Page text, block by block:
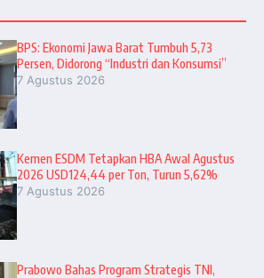
BPS: Ekonomi Jawa Barat Tumbuh 5,73
Persen, Didorong “Industri dan Konsumsi”
7 Agustus 2026
Kemen ESDM Tetapkan HBA Awal Agustus
2026 USD124,44 per Ton, Turun 5,62%
7 Agustus 2026
Prabowo Bahas Program Strategis TNI,